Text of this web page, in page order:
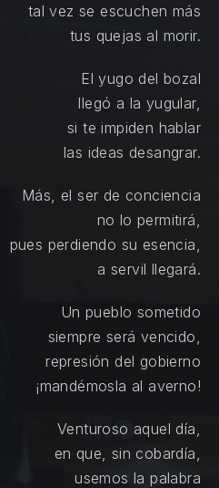
tal vez se escuchen más
tus quejas al morir.
El yugo del bozal
llegó a la yugular,
si te impiden hablar
las ideas desangrar.
Más, el ser de conciencia
no lo permitirá,
pues perdiendo su esencia,
a servil llegará.
Un pueblo sometido
siempre será vencido,
represión del gobierno
¡mandémosla al averno!
Venturoso aquel día,
en que, sin cobardía,
usemos la palabra